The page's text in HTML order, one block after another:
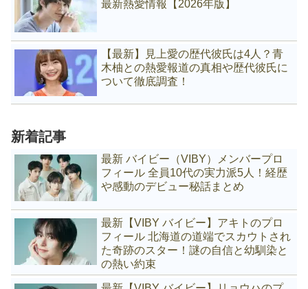
最新熱愛情報【2026年版】
【最新】見上愛の歴代彼氏は4人？青
木柚との熱愛報道の真相や歴代彼氏に
ついて徹底調査！
新着記事
最新 バイビー（VIBY）メンバープロ
フィール 全員10代の実力派5人！経歴
や感動のデビュー秘話まとめ
最新【VIBY バイビー】アキトのプロ
フィール 北海道の道端でスカウトされ
た奇跡のスター！謎の自信と幼馴染と
の熱い約束